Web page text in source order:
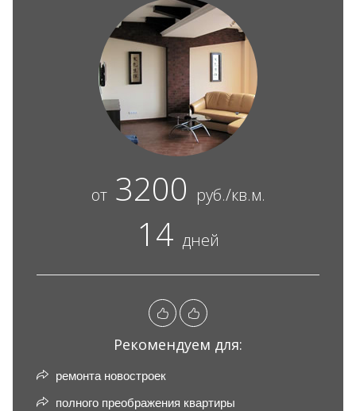
от3200 руб./кв.м.
14 дней
Рекомендуем для:
ремонта новостроек
полного преображения квартиры